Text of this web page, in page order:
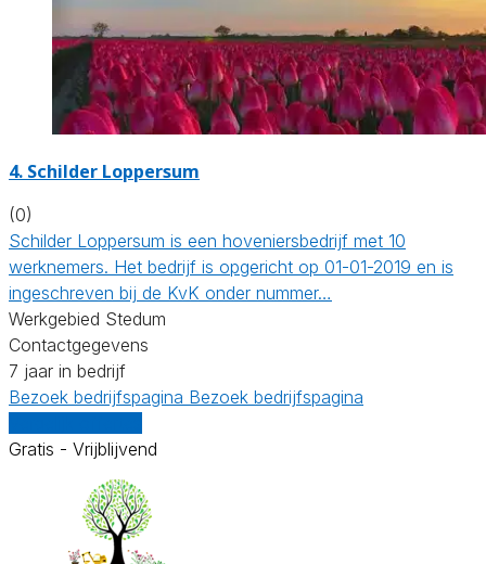
4. Schilder Loppersum
(0)
Schilder Loppersum is een hoveniersbedrijf met 10
werknemers. Het bedrijf is opgericht op 01-01-2019 en is
ingeschreven bij de KvK onder nummer…
Werkgebied Stedum
Contactgegevens
7 jaar in bedrijf
Bezoek bedrijfspagina Bezoek bedrijfspagina
Gratis - Vrijblijvend